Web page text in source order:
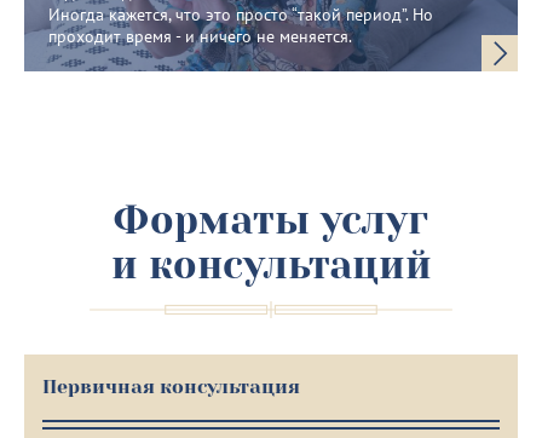
Иногда кажется, что это просто “такой период”. Но
проходит время - и ничего не меняется.
Форматы услуг
и консультаций
Первичная консультация